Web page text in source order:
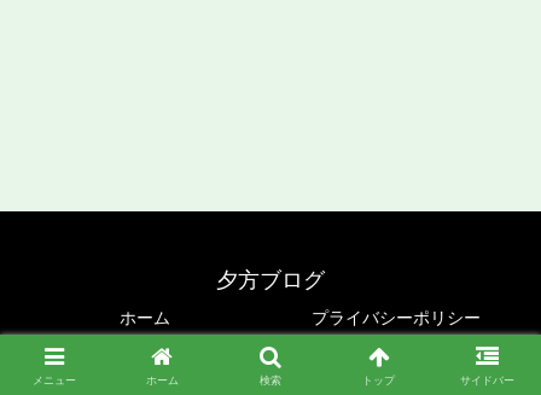
夕方ブログ
ホーム プライバシーポリシー
© 2020 夕方ブログ.
メニュー ホーム 検索 トップ サイドバー